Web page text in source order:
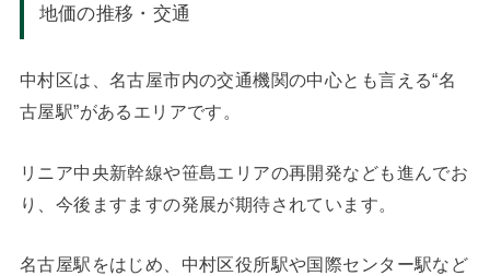
地価の推移・交通
中村区は、名古屋市内の交通機関の中心とも言える“名
古屋駅”があるエリアです。
リニア中央新幹線や笹島エリアの再開発なども進んでお
り、今後ますますの発展が期待されています。
名古屋駅をはじめ、中村区役所駅や国際センター駅など